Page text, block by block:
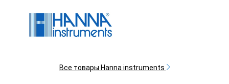
Все товары Hanna instruments